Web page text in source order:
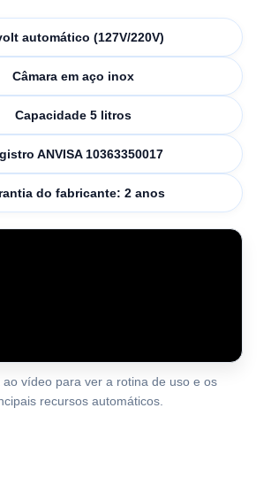
automático (127V/220V)
Câmara em aço inox
Capacidade 5 litros
ANVISA 10363350017
do fabricante: 2 anos
ao vídeo para ver a rotina de uso e os
recursos automáticos.